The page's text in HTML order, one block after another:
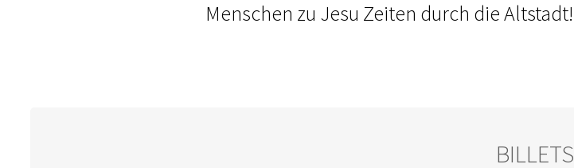
Menschen zu Jesu Zeiten durch die Altstadt!
BILLETS